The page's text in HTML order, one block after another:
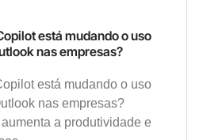
está mudando o uso
nas empresas?
está mudando o uso
nas empresas?
a produtividade e